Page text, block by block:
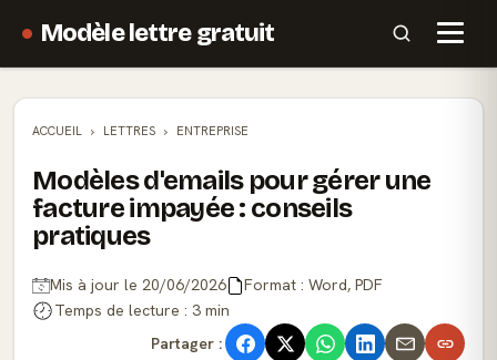
Modèle lettre gratuit
ACCUEIL LETTRES ENTREPRISE
Modèles d'emails pour gérer une
facture impayée : conseils
pratiques
Mis à jour le 20/06/2026
Format : Word, PDF
Temps de lecture : 3 min
Partager :